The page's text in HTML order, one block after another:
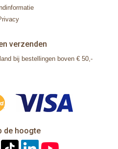
verzenden
bij bestellingen boven € 50,-
de hoogte